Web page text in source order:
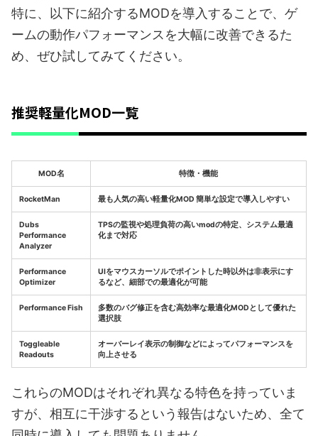
特に、以下に紹介するMODを導入することで、ゲ
ームの動作パフォーマンスを大幅に改善できるた
め、ぜひ試してみてください。
推奨軽量化MOD一覧
MOD名 特徴・機能
RocketMan 最も人気の高い軽量化MOD 簡単な設定で導入しやすい
Dubs
Performance
Analyzer
TPSの監視や処理負荷の高いmodの特定、システム最適
化まで対応
Performance
Optimizer
UIをマウスカーソルでポイントした時以外は非表示にす
るなど、細部での最適化が可能
Performance Fish
多数のバグ修正を含む高効率な最適化MODとして優れた
選択肢
Toggleable
Readouts
オーバーレイ表示の制御などによってパフォーマンスを
向上させる
これらのMODはそれぞれ異なる特色を持っていま
すが、相互に干渉するという報告はないため、全て